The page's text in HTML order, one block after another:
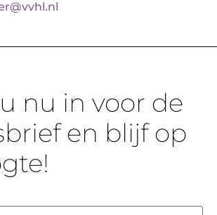
nu in voor de
en blijf op